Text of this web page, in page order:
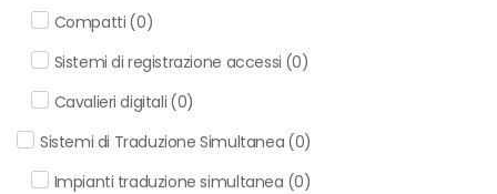
Compatti (0)
Sistemi di registrazione accessi (0)
Cavalieri digitali (0)
Sistemi di Traduzione Simultanea (0)
Impianti traduzione simultanea (0)